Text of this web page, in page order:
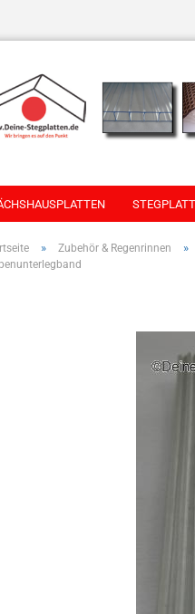
» Zubehör & Regenrinnen »